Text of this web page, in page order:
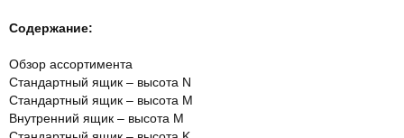
Содержание:
Обзор ассортимента
Стандартный ящик – высота N
Стандартный ящик – высота M
Внутренний ящик – высота M